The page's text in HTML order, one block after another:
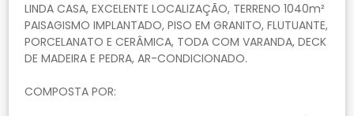
LINDA CASA, EXCELENTE LOCALIZAÇÃO, TERRENO 1040m²
PAISAGISMO IMPLANTADO, PISO EM GRANITO, FLUTUANTE,
PORCELANATO E CERÂMICA, TODA COM VARANDA, DECK
DE MADEIRA E PEDRA, AR-CONDICIONADO.
COMPOSTA POR: